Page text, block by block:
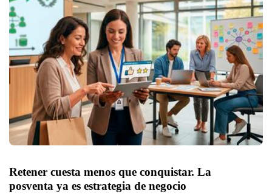
Retener cuesta menos que conquistar. La
posventa ya es estrategia de negocio